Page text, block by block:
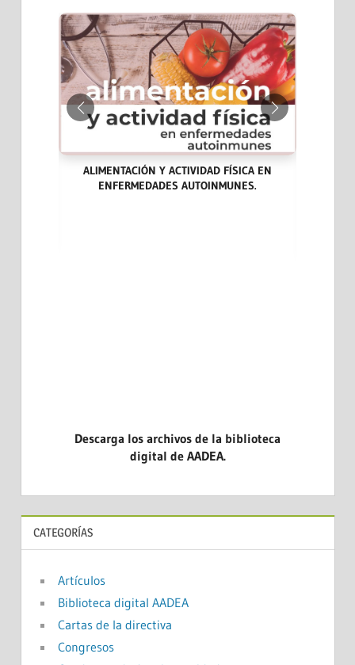
ALIMENTACIÓN Y ACTIVIDAD FÍSICA EN
ENFERMEDADES AUTOINMUNES.
Descarga los archivos de la biblioteca
digital de AADEA.
CATEGORÍAS
Artículos
Biblioteca digital AADEA
Cartas de la directiva
Congresos